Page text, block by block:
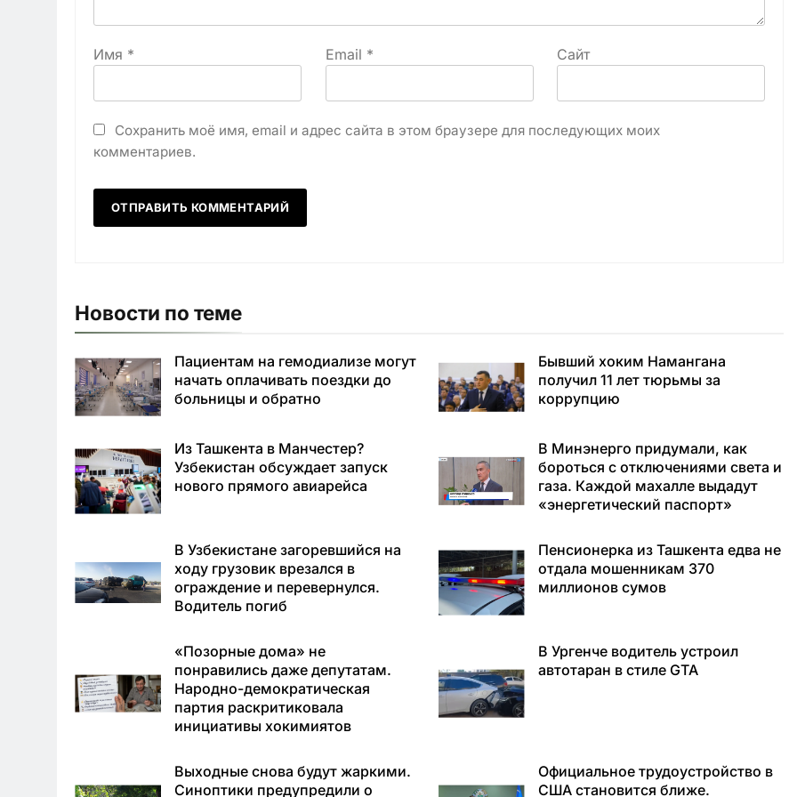
Имя * Email * Сайт
Сохранить моё имя, email и адрес сайта в этом браузере для последующих моих
комментариев.
Новости по теме
Пациентам на гемодиализе могут
начать оплачивать поездки до
больницы и обратно
Бывший хоким Намангана
получил 11 лет тюрьмы за
коррупцию
Из Ташкента в Манчестер?
Узбекистан обсуждает запуск
нового прямого авиарейса
В Минэнерго придумали, как
бороться с отключениями света и
газа. Каждой махалле выдадут
«энергетический паспорт»
В Узбекистане загоревшийся на
ходу грузовик врезался в
ограждение и перевернулся.
Водитель погиб
Пенсионерка из Ташкента едва не
отдала мошенникам 370
миллионов сумов
«Позорные дома» не
понравились даже депутатам.
Народно-демократическая
партия раскритиковала
инициативы хокимиятов
В Ургенче водитель устроил
автотаран в стиле GTA
Выходные снова будут жаркими.
Синоптики предупредили о
Официальное трудоустройство в
США становится ближе.